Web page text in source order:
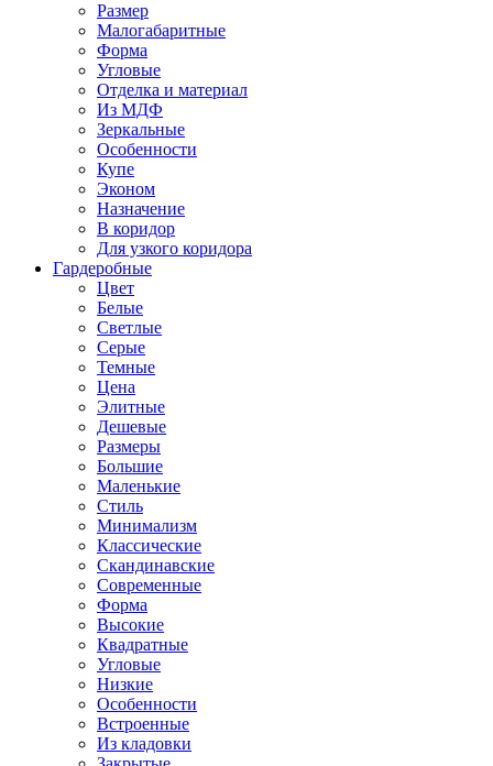
Размер
Малогабаритные
Форма
Угловые
Отделка и материал
Из МДФ
Зеркальные
Особенности
Купе
Эконом
Назначение
В коридор
Для узкого коридора
Гардеробные
Цвет
Белые
Светлые
Серые
Темные
Цена
Элитные
Дешевые
Размеры
Большие
Маленькие
Стиль
Минимализм
Классические
Скандинавские
Современные
Форма
Высокие
Квадратные
Угловые
Низкие
Особенности
Встроенные
Из кладовки